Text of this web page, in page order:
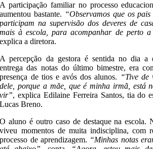
A participação familiar no processo
aumentou bastante. “Observamos que os
participam na supervisão dos deveres de
mais à escola, para acompanhar de perto a
explica a diretora.
A percepção da gestora é sentida no dia a
entrega das notas do último bimestre, era
presença de tios e avós dos alunos. “Tive
dele, porque a mãe, que é minha irmã, está
vir”, explica Edilaine Ferreira Santos, tia do
Lucas Breno.
O aluno é outro caso de destaque na escola.
viveu momentos de muita indisciplina, com
processo de aprendizagem. “Minhas notas